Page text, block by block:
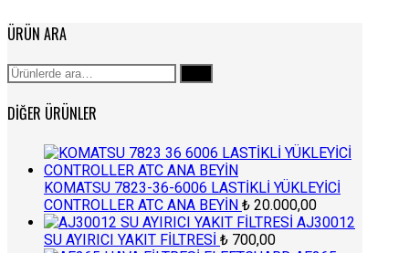
ÜRÜN ARA
Ara:
DIĞER ÜRÜNLER
KOMATSU 7823-36-6006 LASTİKLİ YÜKLEYİCİ
CONTROLLER ATC ANA BEYİN ₺ 20.000,00
AJ30012
SU AYIRICI YAKIT FİLTRESİ ₺ 700,00